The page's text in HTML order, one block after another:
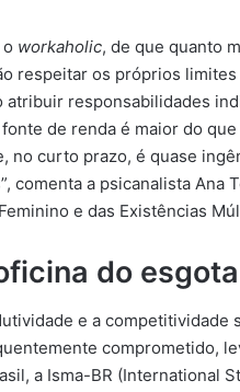
workaholic, de que quanto
respeitar os próprios
atribuir responsabilidades
de renda é maior do
no curto prazo, é quase
comenta a psicanalista
e das Existências
do
e a
comprometido,
a Isma-BR (International